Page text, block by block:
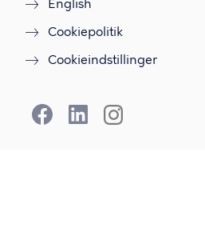
English
Cookiepolitik
Cookieindstillinger